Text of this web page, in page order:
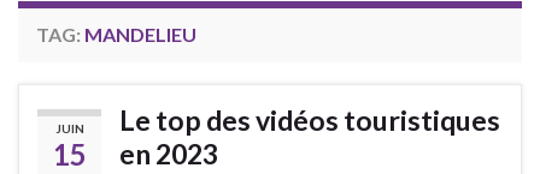
TAG: MANDELIEU
JUIN
15
Le top des vidéos touristiques
en 2023